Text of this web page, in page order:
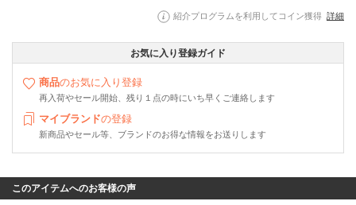
紹介プログラムを利用してコイン獲得 詳細
お気に入り登録ガイド
商品のお気に入り登録
再入荷やセール開始、残り１点の時にいち早くご連絡します
マイブランドの登録
新商品やセール等、ブランドのお得な情報をお送りします
このアイテムへのお客様の声